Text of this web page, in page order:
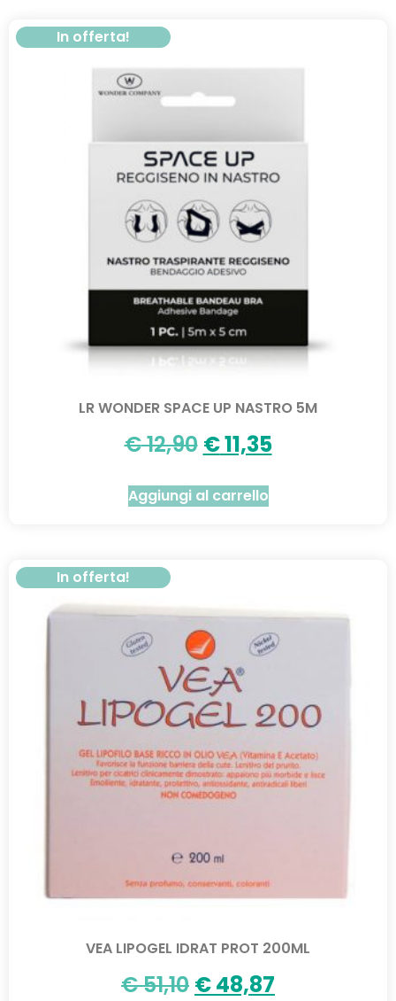
In offerta!
LR WONDER SPACE UP NASTRO 5M
€12,90 €11,35
Aggiungi al carrello
In offerta!
VEA LIPOGEL IDRAT PROT 200ML
€51,10 €48,87